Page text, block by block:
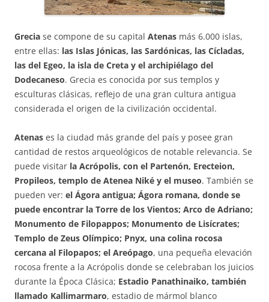
Grecia se compone de su capital Atenas más 6.000 islas,
entre ellas: las Islas Jónicas, las Sardónicas, las Cícladas,
las del Egeo, la isla de Creta y el archipiélago del
Dodecaneso. Grecia es conocida por sus templos y
esculturas clásicas, reflejo de una gran cultura antigua
considerada el origen de la civilización occidental.
Atenas es la ciudad más grande del país y posee gran
cantidad de restos arqueológicos de notable relevancia. Se
puede visitar la Acrópolis, con el Partenón, Erecteion,
Propileos, templo de Atenea Niké y el museo. También se
pueden ver: el Ágora antigua; Ágora romana, donde se
puede encontrar la Torre de los Vientos; Arco de Adriano;
Monumento de Filopappos; Monumento de Lisícrates;
Templo de Zeus Olímpico; Pnyx, una colina rocosa
cercana al Filopapos; el Areópago, una pequeña elevación
rocosa frente a la Acrópolis donde se celebraban los juicios
durante la Época Clásica; Estadio Panathinaiko, también
llamado Kallimarmaro, estadio de mármol blanco